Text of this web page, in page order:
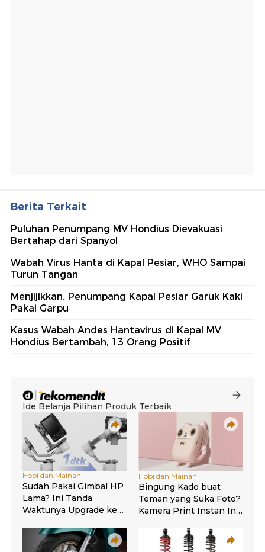
Berita Terkait
Puluhan Penumpang MV Hondius Dievakuasi
Bertahap dari Spanyol
Wabah Virus Hanta di Kapal Pesiar, WHO Sampai
Turun Tangan
Menjijikkan, Penumpang Kapal Pesiar Garuk Kaki
Pakai Garpu
Kasus Wabah Andes Hantavirus di Kapal MV
Hondius Bertambah, 13 Orang Positif